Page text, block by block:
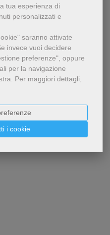
tua esperienza di
personalizzati e
saranno attivate
invece vuoi decidere
preferenze", oppure
per la navigazione
Per maggiori dettagli,
i cookie